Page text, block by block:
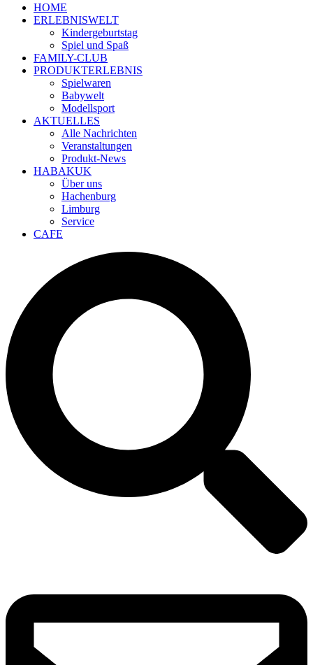
HOME
ERLEBNISWELT
Kindergeburtstag
Spiel und Spaß
FAMILY-CLUB
PRODUKTERLEBNIS
Spielwaren
Babywelt
Modellsport
AKTUELLES
Alle Nachrichten
Veranstaltungen
Produkt-News
HABAKUK
Über uns
Hachenburg
Limburg
Service
CAFE